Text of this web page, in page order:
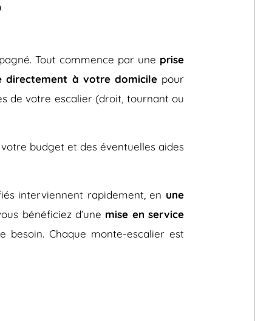
Tout commence par une prise
directement à votre domicilepour
de votre escalier (droit, tournant ou
budget et des éventuelles aides
interviennent rapidement, en une
bénéficiez d’une mise en service
besoin. Chaque monte-escalier est